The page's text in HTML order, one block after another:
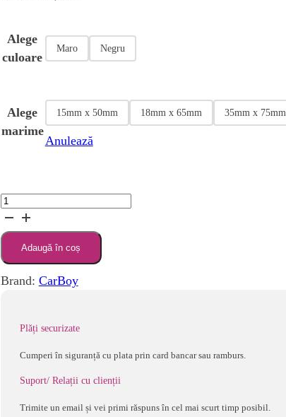
16,00 lei
Alege
culoare
Maro Negru
Alege
marime
15mm x 50mm 18mm x 65mm 35mm x 75mm
Anulează
Cantitate
Protectie
muchii,
din
multicolor
Adaugă în coș
Brand: CarBoy
Plăți securizate
Cumperi în siguranță cu plata prin card bancar sau ramburs.
Suport/ Relații cu clienții
Trimite un email și vei primi răspuns în cel mai scurt timp posibil.